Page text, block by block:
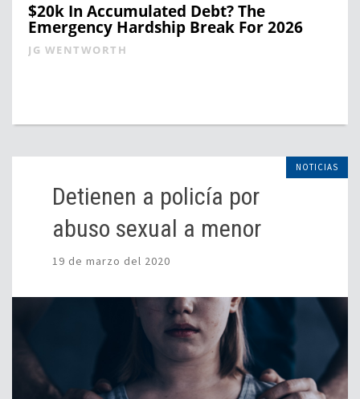
$20k In Accumulated Debt? The
Emergency Hardship Break For 2026
JG WENTWORTH
NOTICIAS
Detienen a policía por
abuso sexual a menor
19 de marzo del 2020